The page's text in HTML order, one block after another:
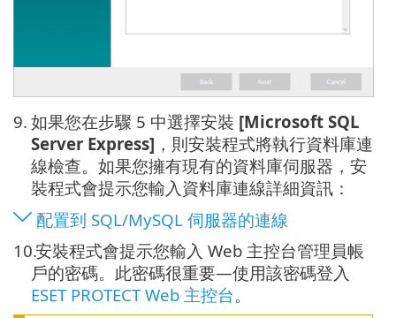
9. 如果您在步驟 5 中選擇安裝 [Microsoft SQL
Server Express] ，則安裝程式將執行資料庫連
線檢查。如果您擁有現有的資料庫伺服器，安
裝程式會提示您輸入資料庫連線詳細資訊：
配置到 SQL/MySQL 伺服器的連線
10.安裝程式會提示您輸入 Web 主控台管理員帳
戶的密碼。此密碼很重要—使用該密碼登入
ESET PROTECT Web 主控台。